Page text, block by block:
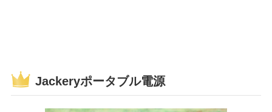
Jackeryポータブル電源